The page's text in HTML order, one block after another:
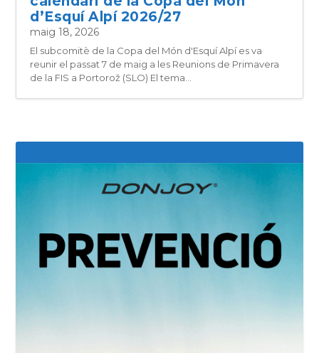
d’Esquí Alpí 2026/27
maig 18, 2026
El subcomitè de la Copa del Món d'Esquí Alpí es va
reunir el passat 7 de maig a les Reunions de Primavera
de la FIS a Portorož (SLO) El tema...